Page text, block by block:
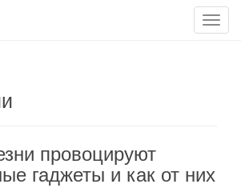
T
v
провоцируют
гаджеты и как от них